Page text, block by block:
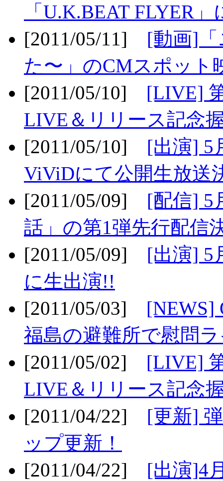
「U.K.BEAT FLYER
[2011/05/11] [動画]
た〜」のCMスポット
[2011/05/10] [LIVE]
LIVE＆リリース記念
[2011/05/10] [出演] 5
ViViDにて公開生放送
[2011/05/09] [配信] 5
話」の第1弾先行配信
[2011/05/09] [出演] 5
に生出演!!
[2011/05/03] [NEWS]
福島の避難所で慰問
[2011/05/02] [LIVE]
LIVE＆リリース記念
[2011/04/22] [更新]
ップ更新！
[2011/04/22] [出演]4